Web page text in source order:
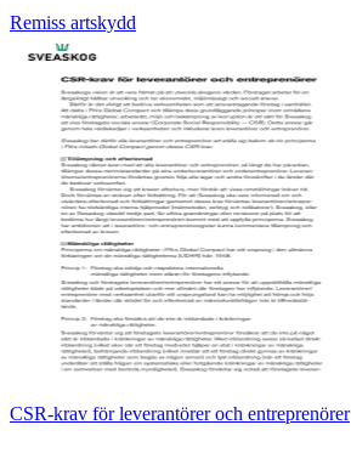
Remiss artskydd
CSR-krav för leverantörer och entreprenörer